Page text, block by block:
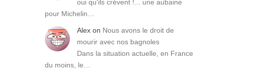
oui qu'ils crèvent !... une aubaine
pour Michelin…
Alex on Nous avons le droit de
mourir avec nos bagnoles
Dans la situation actuelle, en France
du moins, le…